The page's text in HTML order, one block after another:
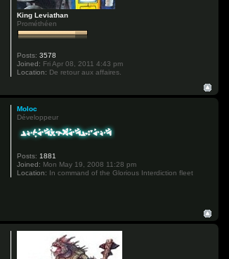
King Leviathan
Prométhéen
Posts: 3578
Joined: Fri Apr 08, 2011 4:43 pm
Location: De retour aux affaires.
Moloc
Développeur
Posts: 1881
Joined: Mon May 19, 2008 11:28 pm
Location: In command of the Glorious Interdiction fleet